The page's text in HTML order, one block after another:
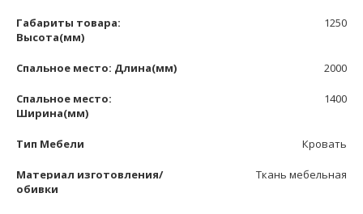
Габариты товара:
Высота(мм)
1250
Спальное место: Длина(мм) 2000
Спальное место:
Ширина(мм)
1400
Тип Мебели Кровать
Материал изготовления/
обивки
Ткань мебельная